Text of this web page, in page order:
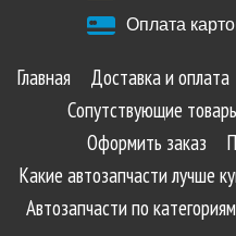
Оплата
Главная Доставка и оплата
Сопутствующие
Оформить заказ
Какие автозапчасти лучше
Автозапчасти по категориям